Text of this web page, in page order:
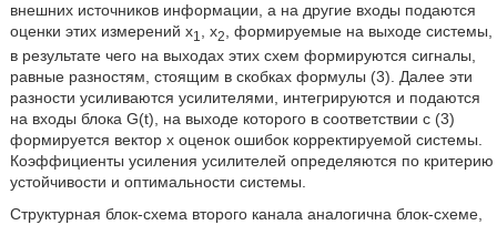
внешних источников информации, а на другие входы подаются
оценки этих измерений x1 , х2, формируемые на выходе системы,
в результате чего на выходах этих схем формируются сигналы,
равные разностям, стоящим в скобках формулы (3). Далее эти
разности усиливаются усилителями, интегрируются и подаются
на входы блока G(t), на выходе которого в соответствии с (3)
формируется вектор х оценок ошибок корректируемой системы.
Коэффициенты усиления усилителей определяются по критерию
устойчивости и оптимальности системы.
Структурная блок-схема второго канала аналогична блок-схеме,